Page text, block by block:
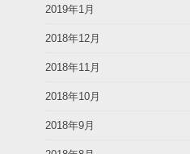
2019年1月
2018年12月
2018年11月
2018年10月
2018年9月